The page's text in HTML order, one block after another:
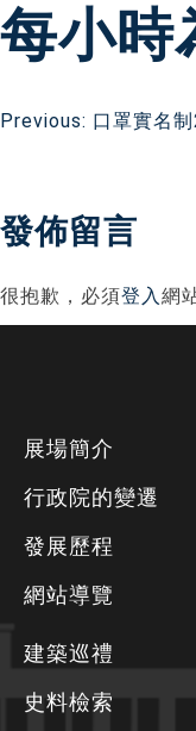
每小時
文
導
覽
Previous: 口罩實名
發佈留言
很抱歉，必須登入網
展場簡介
行政院的變遷
發展歷程
網站導覽
建築巡禮
史料檢索